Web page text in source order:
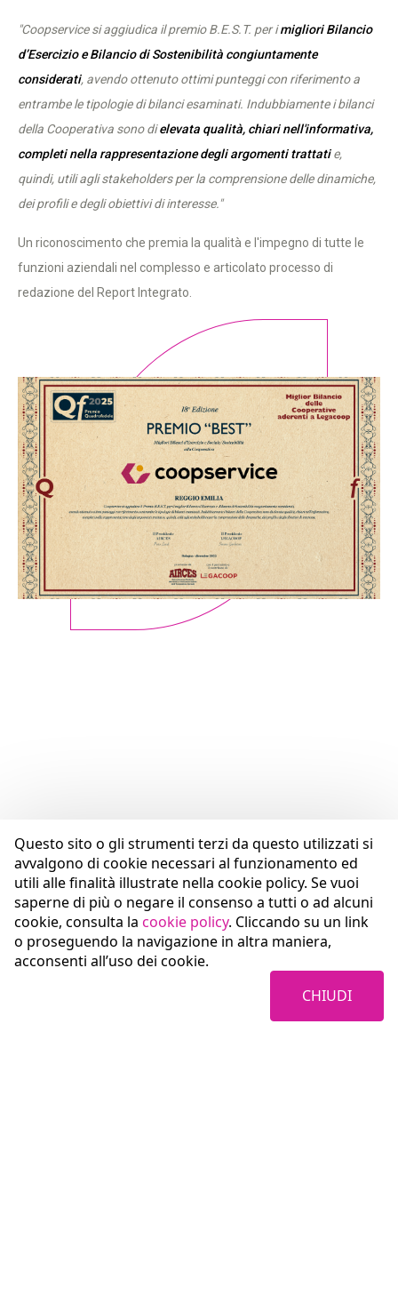
Questo sito o gli strumenti terzi da questo utilizzati si
avvalgono di cookie necessari al funzionamento ed
utili alle finalità illustrate nella cookie policy. Se vuoi
saperne di più o negare il consenso a tutti o ad alcuni
cookie, consulta la cookie policy. Cliccando su un link
o proseguendo la navigazione in altra maniera,
acconsenti all’uso dei cookie.
CHIUDI
"Coopservice si aggiudica il premio B.E.S.T. per imigliori Bilancio
d’Esercizio e Bilancio di Sostenibilità congiuntamente
considerati, avendo ottenuto ottimi punteggi con riferimento a
entrambe le tipologie di bilanci esaminati. Indubbiamente i bilanci
della Cooperativa sono dielevata qualità, chiari nell'informativa,
completi nella rappresentazione degli argomenti trattatie,
quindi, utili agli stakeholders per la comprensione delle dinamiche,
dei profili e degli obiettivi di interesse."
Un riconoscimento che premia la qualità e l'impegno di tutte le
funzioni aziendali nel complesso e articolato processo di
redazione del Report Integrato.